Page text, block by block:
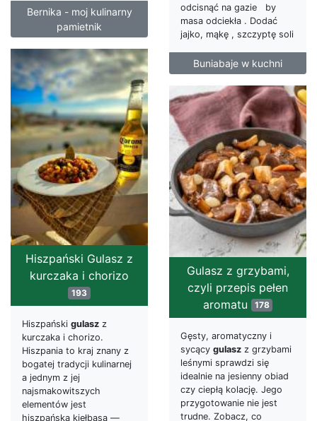
Bernika - moj kulinarny
pamietnik
odcisnąć na gazie by
masa odciekła . Dodać
jajko, mąkę , szczyptę soli
Buniabaje w kuchni
Hiszpański Gulasz z
kurczaka i chorizo
193
Hiszpański gulasz z
kurczaka i chorizo.
Hiszpania to kraj znany z
bogatej tradycji kulinarnej
a jednym z jej
najsmakowitszych
elementów jest
hiszpańska kiełbasa —
Gulasz z grzybami,
czyli przepis pełen
aromatu
178
Gęsty, aromatyczny i
sycący gulasz z grzybami
leśnymi sprawdzi się
idealnie na jesienny obiad
czy ciepłą kolację. Jego
przygotowanie nie jest
trudne. Zobacz, co